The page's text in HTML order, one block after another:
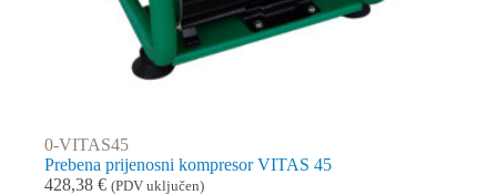
0-VITAS45
Prebena prijenosni kompresor VITAS 45
428,38 € (PDV uključen)